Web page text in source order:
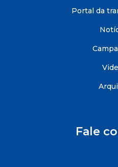
Portal da
Fale